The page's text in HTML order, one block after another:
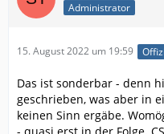
Administrator
15. August 2022 um 19:59
Das ist sonderbar - denn
geschrieben, was aber in
keinen Sinn ergäbe.
- quasi erst in der Folge.